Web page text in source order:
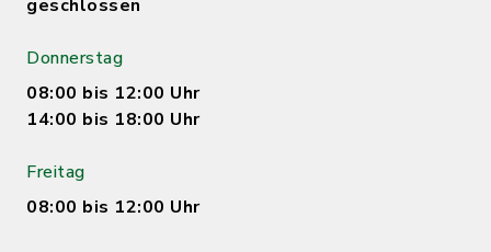
geschlossen
Donnerstag
08:00 bis 12:00 Uhr
14:00 bis 18:00 Uhr
Freitag
08:00 bis 12:00 Uhr